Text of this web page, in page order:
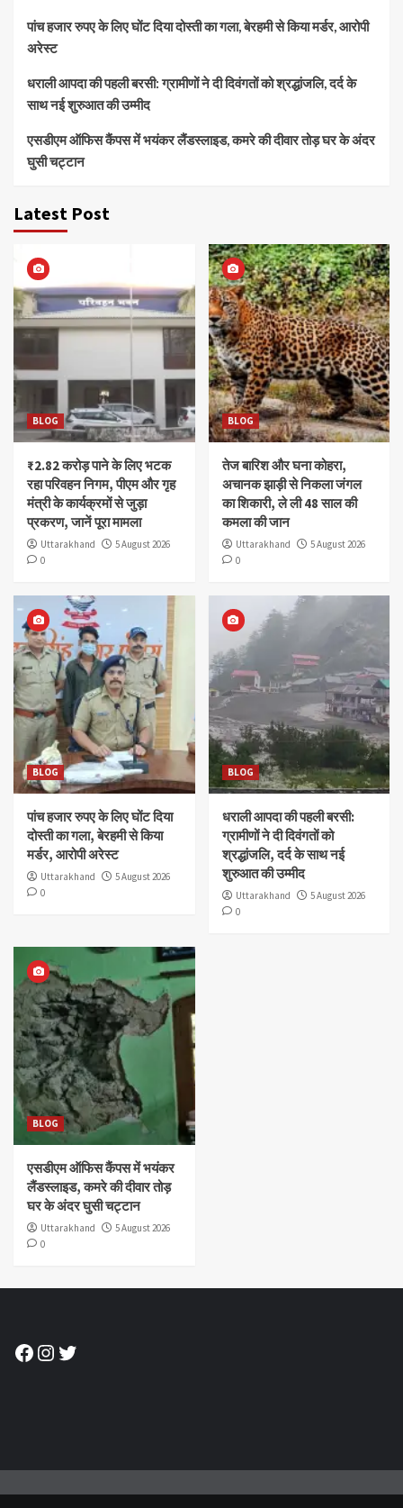
पांच हजार रुपए के लिए घोंट दिया दोस्ती का गला, बेरहमी से किया मर्डर, आरोपी
अरेस्ट
धराली आपदा की पहली बरसी: ग्रामीणों ने दी दिवंगतों को श्रद्धांजलि, दर्द के
साथ नई शुरुआत की उम्मीद
एसडीएम ऑफिस कैंपस में भयंकर लैंडस्लाइड, कमरे की दीवार तोड़ घर के अंदर
घुसी चट्टान
Latest Post
BLOG
₹2.82 करोड़ पाने के लिए भटक
रहा परिवहन निगम, पीएम और गृह
मंत्री के कार्यक्रमों से जुड़ा
प्रकरण, जानें पूरा मामला
Uttarakhand
5 August 2026
0
BLOG
तेज बारिश और घना कोहरा,
अचानक झाड़ी से निकला जंगल
का शिकारी, ले ली 48 साल की
कमला की जान
Uttarakhand
5 August 2026
0
BLOG
पांच हजार रुपए के लिए घोंट दिया
दोस्ती का गला, बेरहमी से किया
मर्डर, आरोपी अरेस्ट
Uttarakhand
5 August 2026
0
BLOG
धराली आपदा की पहली बरसी:
ग्रामीणों ने दी दिवंगतों को
श्रद्धांजलि, दर्द के साथ नई
शुरुआत की उम्मीद
Uttarakhand
5 August 2026
0
BLOG
एसडीएम ऑफिस कैंपस में भयंकर
लैंडस्लाइड, कमरे की दीवार तोड़
घर के अंदर घुसी चट्टान
Uttarakhand
5 August 2026
0
Facebook
Instagram
Twitter